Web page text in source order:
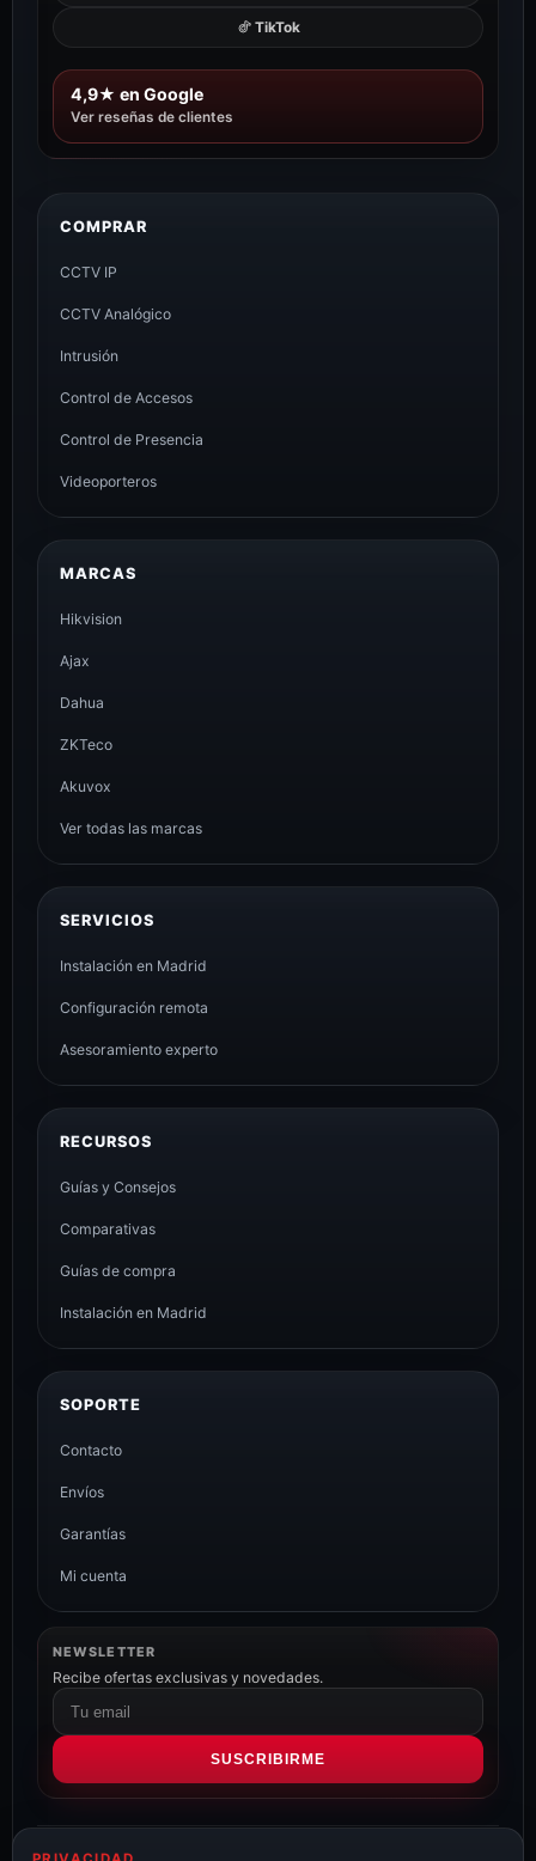
TikTok
4,9★ en Google
Ver reseñas de clientes
COMPRAR
CCTV IP
CCTV Analógico
Intrusión
Control de Accesos
Control de Presencia
Videoporteros
MARCAS
Hikvision
Ajax
Dahua
ZKTeco
Akuvox
Ver todas las marcas
SERVICIOS
Instalación en Madrid
Configuración remota
Asesoramiento experto
RECURSOS
Guías y Consejos
Comparativas
Guías de compra
Instalación en Madrid
SOPORTE
Contacto
Envíos
Garantías
Mi cuenta
NEWSLETTER
Recibe ofertas exclusivas y novedades.
Correo
electrónico
SUSCRIBIRME